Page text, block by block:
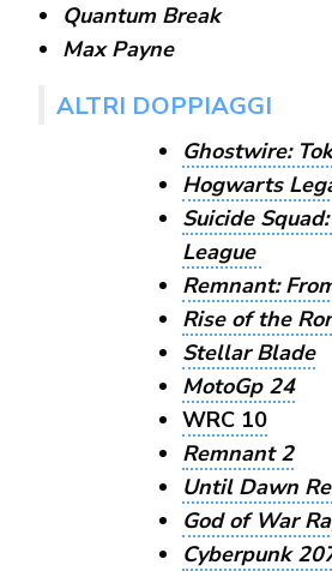
Quantum Break
Max Payne
ALTRI DOPPIAGGI
Ghostwire:
Hogwarts
Suicide
League
Remnant:
Rise of the
Stellar Blade
MotoGp 24
WRC 10
Remnant 2
Until Dawn
God of War
Cyberpunk